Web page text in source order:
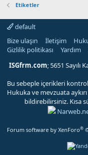
Etiketler
default
Bize ulaşın
İletişim
Gizlilik politikası
Yardım
ISGfrm.com; 5651 Sayılı
Bu sebeple içerikleri
Hukuka ve mevzuata
bildirebilirsiniz. Kısa
Forum software by XenForo®